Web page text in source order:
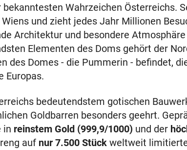
bekanntesten Wahrzeichen Österreichs.
und zieht jedes Jahr Millionen
Architektur und besondere
Elementen des Doms gehört der
des Domes - die Pummerin - befindet,
Europas.
bedeutendstem gotischen
Goldbarren besonders geehrt.
in reinstem Gold (999,9/1000) und der
auf nur 7.500 Stück weltweit